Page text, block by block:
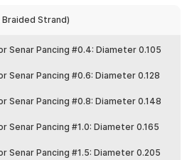
300M dari TaffSPORT yang dirancang
berbagai kondisi memancing. Cocok
dengan performa stabil saat casting
tepat untuk pemancing pemula hingga
Kuat
Braided Strand)
Senar Pancing #0.4: Diameter 0.105
Senar Pancing #0.6: Diameter 0.128
Senar Pancing #0.8: Diameter 0.148
Senar Pancing #1.0: Diameter 0.165
Senar Pancing #1.5: Diameter 0.205